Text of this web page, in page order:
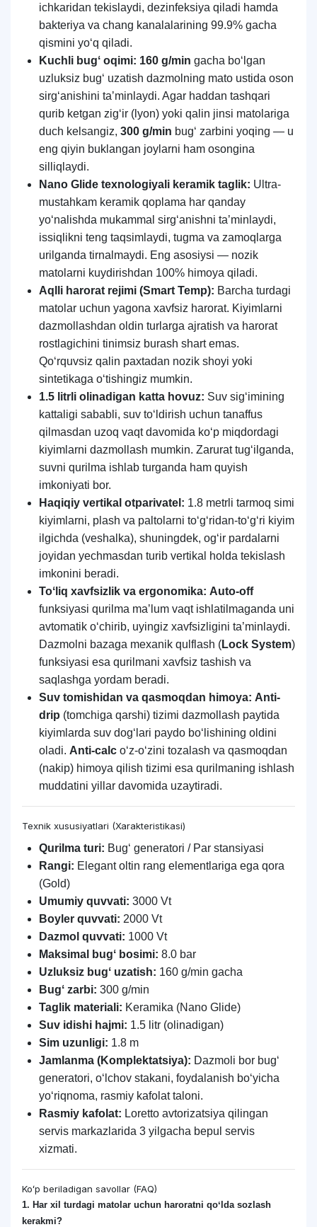
ichkaridan tekislaydi, dezinfeksiya qiladi hamda
bakteriya va chang kanalalarining 99.9% gacha
qismini yoʻq qiladi.
Kuchli bugʻ oqimi: 160 g/min gacha boʻlgan
uzluksiz bugʻ uzatish dazmolning mato ustida oson
sirgʻanishini taʼminlaydi. Agar haddan tashqari
qurib ketgan zigʻir (lyon) yoki qalin jinsi matolariga
duch kelsangiz, 300 g/min bugʻ zarbini yoqing — u
eng qiyin buklangan joylarni ham osongina
silliqlaydi.
Nano Glide texnologiyali keramik taglik: Ultra-
mustahkam keramik qoplama har qanday
yoʻnalishda mukammal sirgʻanishni taʼminlaydi,
issiqlikni teng taqsimlaydi, tugma va zamoqlarga
urilganda tirnalmaydi. Eng asosiysi — nozik
matolarni kuydirishdan 100% himoya qiladi.
Aqlli harorat rejimi (Smart Temp): Barcha turdagi
matolar uchun yagona xavfsiz harorat. Kiyimlarni
dazmollashdan oldin turlarga ajratish va harorat
rostlagichini tinimsiz burash shart emas.
Qoʻrquvsiz qalin paxtadan nozik shoyi yoki
sintetikaga oʻtishingiz mumkin.
1.5 litrli olinadigan katta hovuz: Suv sigʻimining
kattaligi sababli, suv toʻldirish uchun tanaffus
qilmasdan uzoq vaqt davomida koʻp miqdordagi
kiyimlarni dazmollash mumkin. Zarurat tugʻilganda,
suvni qurilma ishlab turganda ham quyish
imkoniyati bor.
Haqiqiy vertikal otparivatel: 1.8 metrli tarmoq simi
kiyimlarni, plash va paltolarni toʻgʻridan-toʻgʻri kiyim
ilgichda (veshalka), shuningdek, ogʻir pardalarni
joyidan yechmasdan turib vertikal holda tekislash
imkonini beradi.
Toʻliq xavfsizlik va ergonomika: Auto-off
funksiyasi qurilma maʼlum vaqt ishlatilmaganda uni
avtomatik oʻchirib, uyingiz xavfsizligini taʼminlaydi.
Dazmolni bazaga mexanik qulflash (Lock System)
funksiyasi esa qurilmani xavfsiz tashish va
saqlashga yordam beradi.
Suv tomishidan va qasmoqdan himoya: Anti-
drip (tomchiga qarshi) tizimi dazmollash paytida
kiyimlarda suv dogʻlari paydo boʻlishining oldini
oladi. Anti-calc oʻz-oʻzini tozalash va qasmoqdan
(nakip) himoya qilish tizimi esa qurilmaning ishlash
muddatini yillar davomida uzaytiradi.
Texnik xususiyatlari (Xarakteristikasi)
Qurilma turi: Bugʻ generatori / Par stansiyasi
Rangi: Elegant oltin rang elementlariga ega qora
(Gold)
Umumiy quvvati: 3000 Vt
Boyler quvvati: 2000 Vt
Dazmol quvvati: 1000 Vt
Maksimal bugʻ bosimi: 8.0 bar
Uzluksiz bugʻ uzatish: 160 g/min gacha
Bugʻ zarbi: 300 g/min
Taglik materiali: Keramika (Nano Glide)
Suv idishi hajmi: 1.5 litr (olinadigan)
Sim uzunligi: 1.8 m
Jamlanma (Komplektatsiya): Dazmoli bor bugʻ
generatori, oʻlchov stakani, foydalanish boʻyicha
yoʻriqnoma, rasmiy kafolat taloni.
Rasmiy kafolat: Loretto avtorizatsiya qilingan
servis markazlarida 3 yilgacha bepul servis
xizmati.
Koʻp beriladigan savollar (FAQ)
1. Har xil turdagi matolar uchun haroratni qoʻlda sozlash
kerakmi?